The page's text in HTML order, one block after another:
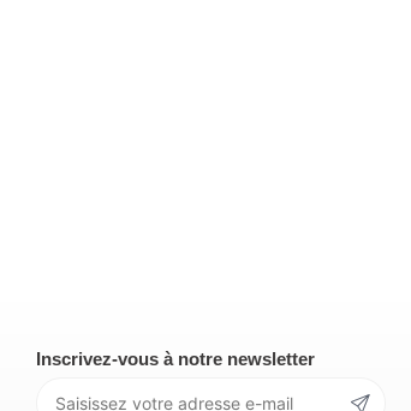
Inscrivez-vous à notre newsletter